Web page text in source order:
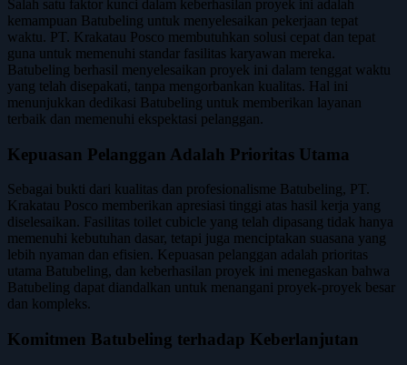
Salah satu faktor kunci dalam keberhasilan proyek ini adalah
kemampuan Batubeling untuk menyelesaikan pekerjaan tepat
waktu. PT. Krakatau Posco membutuhkan solusi cepat dan tepat
guna untuk memenuhi standar fasilitas karyawan mereka.
Batubeling berhasil menyelesaikan proyek ini dalam tenggat waktu
yang telah disepakati, tanpa mengorbankan kualitas. Hal ini
menunjukkan dedikasi Batubeling untuk memberikan layanan
terbaik dan memenuhi ekspektasi pelanggan.
Kepuasan Pelanggan Adalah Prioritas Utama
Sebagai bukti dari kualitas dan profesionalisme Batubeling, PT.
Krakatau Posco memberikan apresiasi tinggi atas hasil kerja yang
diselesaikan. Fasilitas toilet cubicle yang telah dipasang tidak hanya
memenuhi kebutuhan dasar, tetapi juga menciptakan suasana yang
lebih nyaman dan efisien. Kepuasan pelanggan adalah prioritas
utama Batubeling, dan keberhasilan proyek ini menegaskan bahwa
Batubeling dapat diandalkan untuk menangani proyek-proyek besar
dan kompleks.
Komitmen Batubeling terhadap Keberlanjutan